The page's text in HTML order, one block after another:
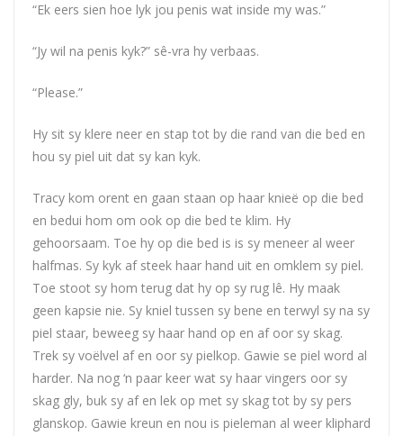
“Ek eers sien hoe lyk jou penis wat inside my was.”
“Jy wil na penis kyk?” sê-vra hy verbaas.
“Please.”
Hy sit sy klere neer en stap tot by die rand van die bed en
hou sy piel uit dat sy kan kyk.
Tracy kom orent en gaan staan op haar knieë op die bed
en bedui hom om ook op die bed te klim. Hy
gehoorsaam. Toe hy op die bed is is sy meneer al weer
halfmas. Sy kyk af steek haar hand uit en omklem sy piel.
Toe stoot sy hom terug dat hy op sy rug lê. Hy maak
geen kapsie nie. Sy kniel tussen sy bene en terwyl sy na sy
piel staar, beweeg sy haar hand op en af oor sy skag.
Trek sy voëlvel af en oor sy pielkop. Gawie se piel word al
harder. Na nog ‘n paar keer wat sy haar vingers oor sy
skag gly, buk sy af en lek op met sy skag tot by sy pers
glanskop. Gawie kreun en nou is pieleman al weer kliphard